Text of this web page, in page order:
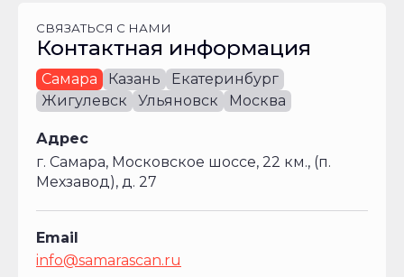
СВЯЗАТЬСЯ С НАМИ
Контактная информация
Самара Казань
Екатеринбург
Жигулевск
Ульяновск Москва
Адрес
г. Самара, Московское шоссе, 22 км., (п.
Мехзавод), д. 27
Email
info@samarascan.ru